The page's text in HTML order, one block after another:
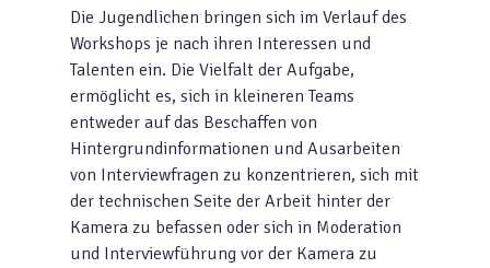
Die Jugendlichen bringen sich im Verlauf des
Workshops je nach ihren Interessen und
Talenten ein. Die Vielfalt der Aufgabe,
ermöglicht es, sich in kleineren Teams
entweder auf das Beschaffen von
Hintergrundinformationen und Ausarbeiten
von Interviewfragen zu konzentrieren, sich mit
der technischen Seite der Arbeit hinter der
Kamera zu befassen oder sich in Moderation
und Interviewführung vor der Kamera zu